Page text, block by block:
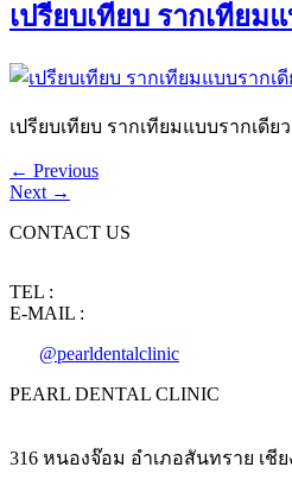
เปรียบเทียบ รากเทียม
เปรียบเทียบ รากเทียมแบบรากเดี
← Previous
Next →
CONTACT US
TEL :
E-MAIL :
@pearldentalclinic
PEARL DENTAL CLINIC
316 หนองจ๊อม อำเภอสันทราย เชีย